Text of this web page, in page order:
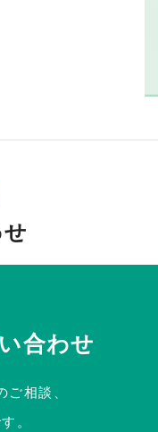
合わせ
相談、
。